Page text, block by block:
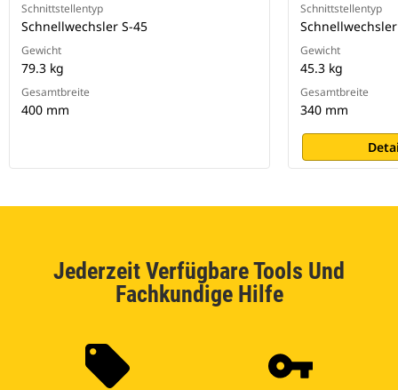
Schnittstellentyp
Schnellwechsler S-45
Gewicht
79.3 kg
Gesamtbreite
400 mm
Schnittstellentyp
Gewicht
45.3 kg
Gesamtbreite
340 mm
Jederzeit Verfügbare Tools Und
Fachkundige Hilfe